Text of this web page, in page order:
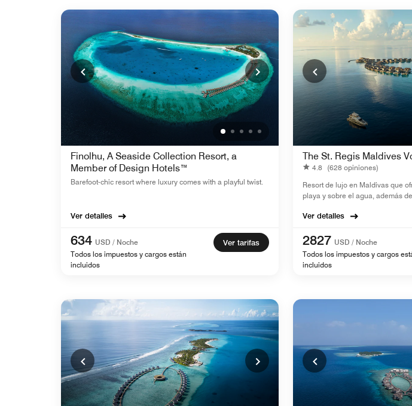
Finolhu, A Seaside Collection Resort, a
Member of Design Hotels™
Barefoot-chic resort where luxury comes with a playful twist.
Ver detalles
634 USD / Noche
Todos los impuestos y cargos están
incluidos
Ver tarifas
The St. Regis Maldives
4.8
(628 opiniones)
Resort de lujo en Maldivas que
playa y sobre el agua, además
Ver detalles
2827 USD / Noche
Todos los impuestos y cargos
incluidos